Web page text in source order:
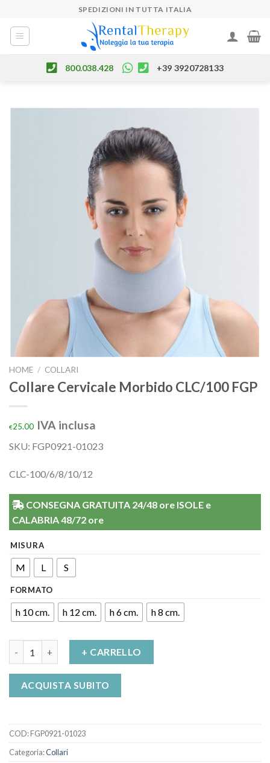
content
SPEDIZIONI IN TUTTA ITALIA
800.038.428 +39 3920728133
HOME / COLLARI
Collare Cervicale Morbido CLC/100 FGP
€25.00 IVA inclusa
SKU: FGP0921-01023
CLC-100/6/8/10/12
CONSEGNA GRATUITA 24/48 ore ISOLE e
CALABRIA 48/72 ore
MISURA
M L S
FORMATO
h 10 cm. h 12 cm. h 6 cm. h 8 cm.
+ CARRELLO
ACQUISTA SUBITO
COD:FGP0921-01023
Categoria:Collari